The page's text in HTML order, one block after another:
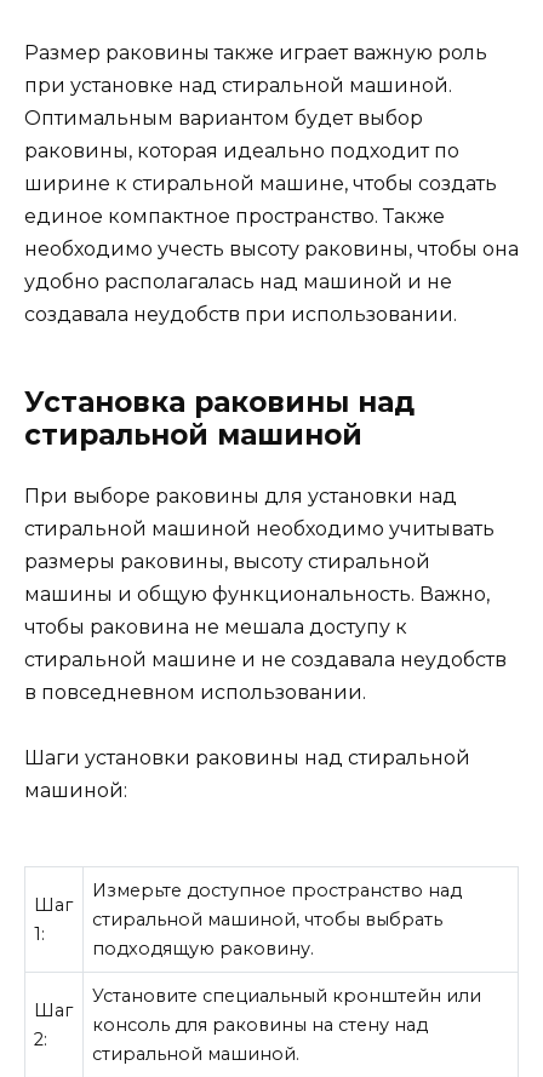
Размер раковины также играет важную роль
при установке над стиральной машиной.
Оптимальным вариантом будет выбор
раковины, которая идеально подходит по
ширине к стиральной машине, чтобы создать
единое компактное пространство. Также
необходимо учесть высоту раковины, чтобы она
удобно располагалась над машиной и не
создавала неудобств при использовании.
Установка раковины над
стиральной машиной
При выборе раковины для установки над
стиральной машиной необходимо учитывать
размеры раковины, высоту стиральной
машины и общую функциональность. Важно,
чтобы раковина не мешала доступу к
стиральной машине и не создавала неудобств
в повседневном использовании.
Шаги установки раковины над стиральной
машиной:
Шаг
1:
Измерьте доступное пространство над
стиральной машиной, чтобы выбрать
подходящую раковину.
Шаг
2:
Установите специальный кронштейн или
консоль для раковины на стену над
стиральной машиной.